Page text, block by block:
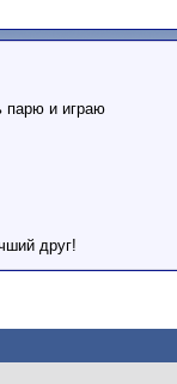
парю и играю
друг!